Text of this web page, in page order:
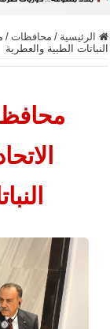
الرئيسية / محافظات /
النباتات الطبية والعطرية